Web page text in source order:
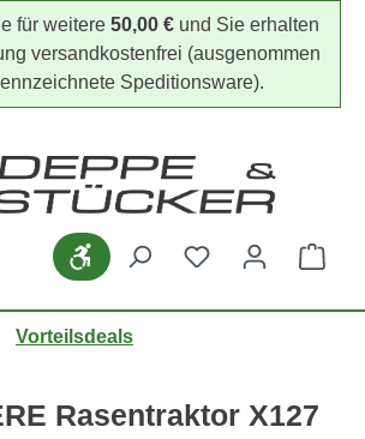
für weitere 50,00 € und Sie erhalten
versandkostenfrei (ausgenommen
Speditionsware).
Werkzeugleiste anzeigen
Du hast 0
Vorteilsdeals
Rasentraktor X127